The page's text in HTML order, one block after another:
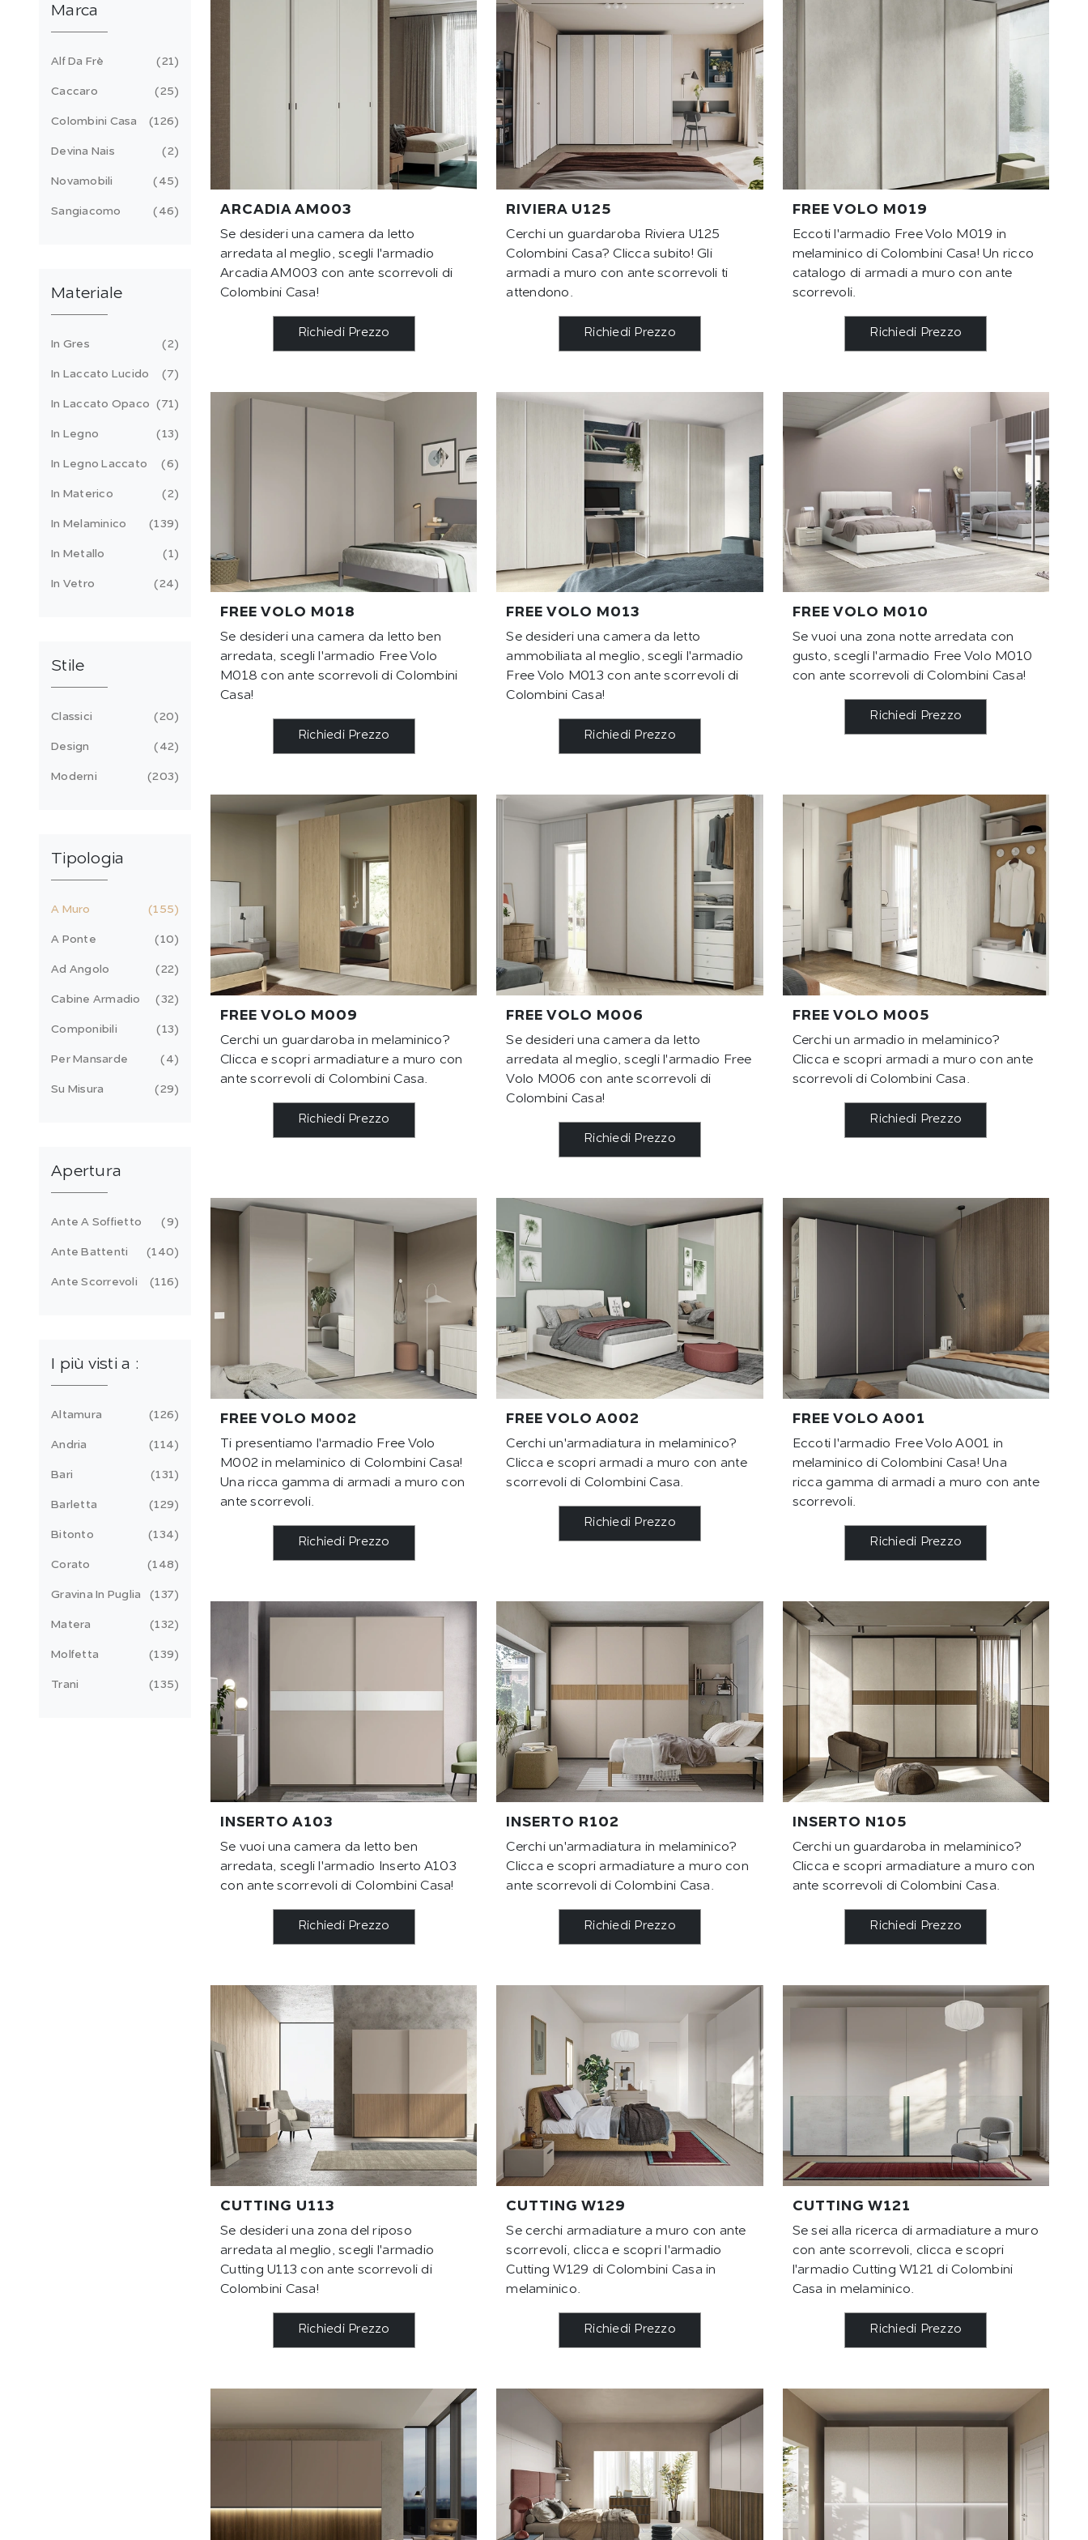
ARCADIA AM003
Se desideri una camera da letto
arredata al meglio, scegli l'armadio
Arcadia AM003 con ante scorrevoli di
Colombini Casa!
Richiedi Prezzo
RIVIERA U125
Cerchi un guardaroba Riviera U125
Colombini Casa? Clicca subito! Gli
armadi a muro con ante scorrevoli ti
attendono.
Richiedi Prezzo
FREE VOLO M019
Eccoti l'armadio Free Volo M019 in
melaminico di Colombini Casa! Un ricco
catalogo di armadi a muro con ante
scorrevoli.
Richiedi Prezzo
FREE VOLO M018
Se desideri una camera da letto ben
arredata, scegli l'armadio Free Volo
M018 con ante scorrevoli di Colombini
Casa!
Richiedi Prezzo
FREE VOLO M013
Se desideri una camera da letto
ammobiliata al meglio, scegli l'armadio
Free Volo M013 con ante scorrevoli di
Colombini Casa!
Richiedi Prezzo
FREE VOLO M010
Se vuoi una zona notte arredata con
gusto, scegli l'armadio Free Volo M010
con ante scorrevoli di Colombini Casa!
Richiedi Prezzo
FREE VOLO M009
Cerchi un guardaroba in melaminico?
Clicca e scopri armadiature a muro con
ante scorrevoli di Colombini Casa.
Richiedi Prezzo
FREE VOLO M006
Se desideri una camera da letto
arredata al meglio, scegli l'armadio Free
Volo M006 con ante scorrevoli di
Colombini Casa!
Richiedi Prezzo
FREE VOLO M005
Cerchi un armadio in melaminico?
Clicca e scopri armadi a muro con ante
scorrevoli di Colombini Casa.
Richiedi Prezzo
FREE VOLO M002
Ti presentiamo l'armadio Free Volo
M002 in melaminico di Colombini Casa!
Una ricca gamma di armadi a muro con
ante scorrevoli.
Richiedi Prezzo
FREE VOLO A002
Cerchi un'armadiatura in melaminico?
Clicca e scopri armadi a muro con ante
scorrevoli di Colombini Casa.
Richiedi Prezzo
FREE VOLO A001
Eccoti l'armadio Free Volo A001 in
melaminico di Colombini Casa! Una
ricca gamma di armadi a muro con ante
scorrevoli.
Richiedi Prezzo
INSERTO A103
Se vuoi una camera da letto ben
arredata, scegli l'armadio Inserto A103
con ante scorrevoli di Colombini Casa!
Richiedi Prezzo
INSERTO R102
Cerchi un'armadiatura in melaminico?
Clicca e scopri armadiature a muro con
ante scorrevoli di Colombini Casa.
Richiedi Prezzo
INSERTO N105
Cerchi un guardaroba in melaminico?
Clicca e scopri armadiature a muro con
ante scorrevoli di Colombini Casa.
Richiedi Prezzo
CUTTING U113
Se desideri una zona del riposo
arredata al meglio, scegli l'armadio
Cutting U113 con ante scorrevoli di
Colombini Casa!
Richiedi Prezzo
CUTTING W129
Se cerchi armadiature a muro con ante
scorrevoli, clicca e scopri l'armadio
Cutting W129 di Colombini Casa in
melaminico.
Richiedi Prezzo
CUTTING W121
Se sei alla ricerca di armadiature a muro
con ante scorrevoli, clicca e scopri
l'armadio Cutting W121 di Colombini
Casa in melaminico.
Richiedi Prezzo
Marca
Alf Da Frè 21
Caccaro 25
Colombini Casa 126
Devina Nais 2
Novamobili 45
Sangiacomo 46
Materiale
In Gres 2
In Laccato Lucido 7
In Laccato Opaco 71
In Legno 13
In Legno Laccato 6
In Materico 2
In Melaminico 139
In Metallo 1
In Vetro 24
Stile
Classici 20
Design 42
Moderni 203
Tipologia
A Muro 155
A Ponte 10
Ad Angolo 22
Cabine Armadio 32
Componibili 13
Per Mansarde 4
Su Misura 29
Apertura
Ante A Soffietto 9
Ante Battenti 140
Ante Scorrevoli 116
I più visti a :
Altamura 126
Andria 114
Bari 131
Barletta 129
Bitonto 134
Corato 148
Gravina In Puglia 137
Matera 132
Molfetta 139
Trani 135